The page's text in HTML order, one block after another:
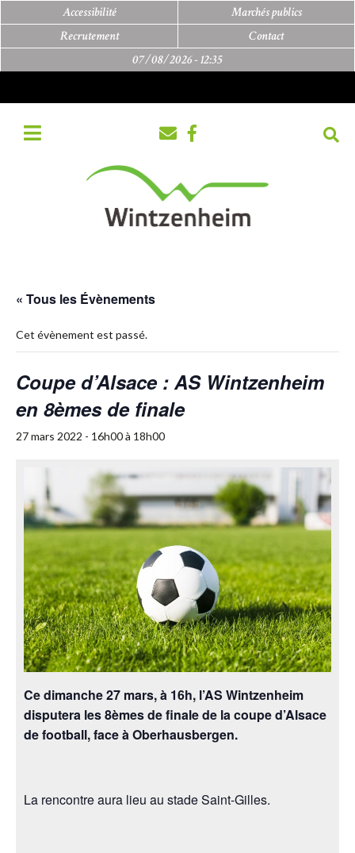
Accessibilité
Marchés publics
Recrutement
Contact
07/08/2026 -12:35
« Tous les Évènements
Cet évènement est passé.
Coupe d’Alsace : AS Wintzenheim
en 8èmes de finale
27 mars 2022 - 16h00à 18h00
Ce dimanche 27 mars, à 16h, l’AS Wintzenheim
disputera les 8èmes de finale de la coupe d’Alsace
de football, face à Oberhausbergen.
La rencontre aura lieu au stade Saint-Gilles.